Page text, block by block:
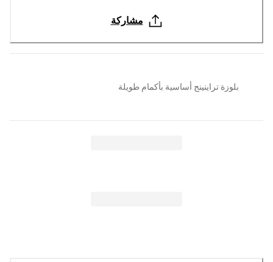
مشاركة
بلوزة تراينينج أساسية بأكمام طويلة